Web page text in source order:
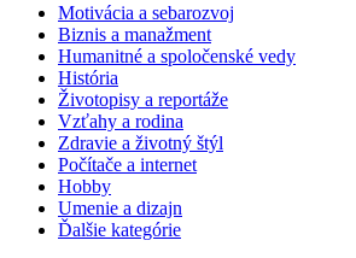
Motivácia a sebarozvoj
Biznis a manažment
Humanitné a spoločenské vedy
História
Životopisy a reportáže
Vzťahy a rodina
Zdravie a životný štýl
Počítače a internet
Hobby
Umenie a dizajn
Ďalšie kategórie